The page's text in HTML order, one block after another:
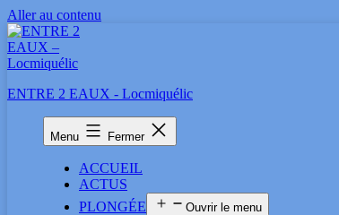
Aller au contenu
ENTRE 2 EAUX - Locmiquélic
Menu Fermer
ACCUEIL
ACTUS
PLONGÉE
Ouvrir le menu